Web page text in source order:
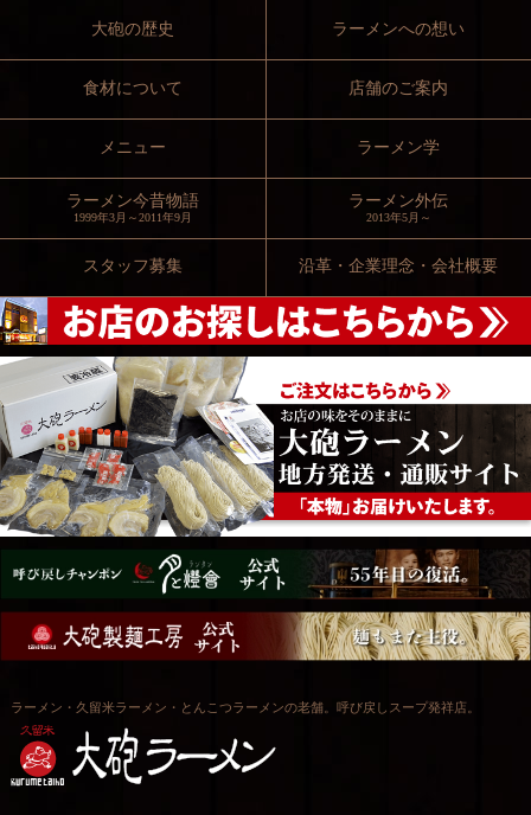
大砲の歴史 ラーメンへの想い
食材について 店舗のご案内
メニュー ラーメン学
ラーメン今昔物語
1999年3月～2011年9月
ラーメン外伝
2013年5月～
スタッフ募集 沿革・企業理念・会社概要
ラーメン・久留米ラーメン・とんこつラーメンの老舗。呼び戻しスープ発祥店。